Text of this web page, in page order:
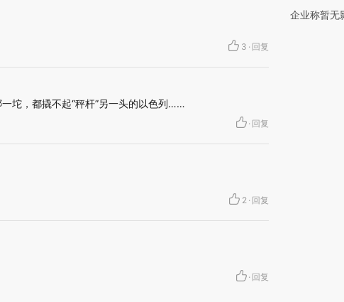
3 · 回复
坨，都撬不起“秤杆”另一头的以色列……
· 回复
2 · 回复
· 回复
企业称暂无